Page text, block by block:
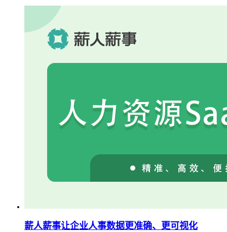
薪人薪事让企业人事数据更准确、更可视化